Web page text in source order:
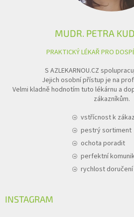
MUDR. PETRA
PRAKTICKÝ LÉKAŘ PRO
S AZLEKARNOU.CZ
Jejich osobní přístup je na
Velmi kladně hodnotím tuto lékárnu a
zákazníkům.
vstřícnost k
pestrý sortiment
ochota poradit
perfektní
rychlost doručení
INSTAGRAM